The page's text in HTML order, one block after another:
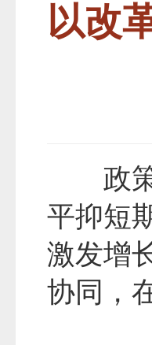
以改
政
平抑短
激发增
协同，